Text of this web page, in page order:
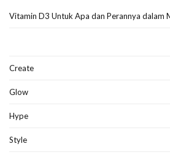
Vitamin D3 Untuk Apa dan Perannya dalam
Create
Glow
Hype
Style